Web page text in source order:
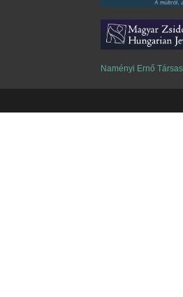
Naményi Ernő